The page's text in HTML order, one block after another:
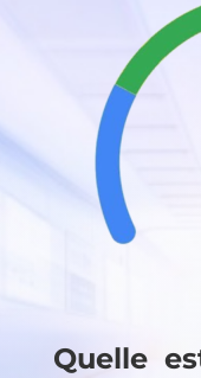
Quelle